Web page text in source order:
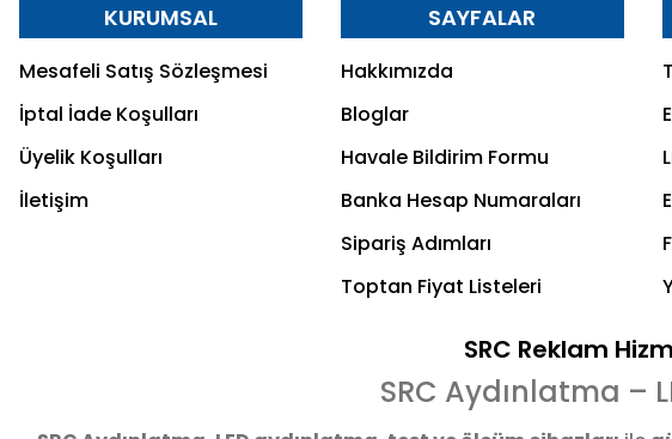
KURUMSAL
Mesafeli Satış Sözleşmesi
İptal İade Koşulları
Üyelik Koşulları
İletişim
SAYFALAR
Hakkımızda
Bloglar
Havale Bildirim Formu
Banka Hesap Numaraları
Sipariş Adımları
Toptan Fiyat Listeleri
SRC Reklam
SRC Aydınlatma –